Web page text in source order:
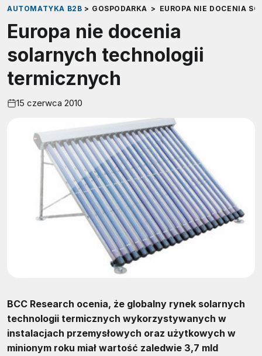
AUTOMATYKA B2B > GOSPODARKA > EUROPA NIE DOCENIA
Europa nie docenia
solarnych technologii
termicznych
15 czerwca 2010
BCC Research ocenia, że globalny rynek solarnych
technologii termicznych wykorzystywanych w
instalacjach przemysłowych oraz użytkowych w
minionym roku miał wartość zaledwie 3,7 mld